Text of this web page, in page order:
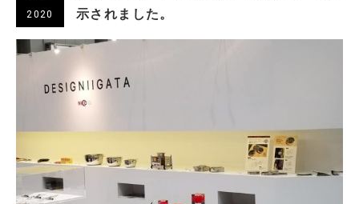
2020
示されました。